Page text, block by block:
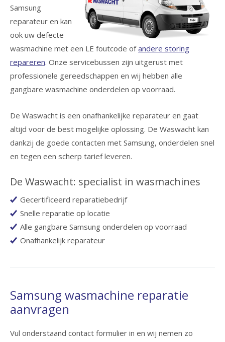
Samsung
reparateur en kan
ook uw defecte
wasmachine met een LE foutcode ofandere storing
repareren. Onze servicebussen zijn uitgerust met
professionele gereedschappen en wij hebben alle
gangbare wasmachine onderdelen op voorraad.
De Waswacht is een onafhankelijke reparateur en gaat
altijd voor de best mogelijke oplossing. De Waswacht kan
dankzij de goede contacten met Samsung, onderdelen snel
en tegen een scherp tarief leveren.
De Waswacht: specialist in wasmachines
Gecertificeerd reparatiebedrijf
Snelle reparatie op locatie
Alle gangbare Samsung onderdelen op voorraad
Onafhankelijk reparateur
Samsung wasmachine reparatie
aanvragen
Vul onderstaand contact formulier in en wij nemen zo